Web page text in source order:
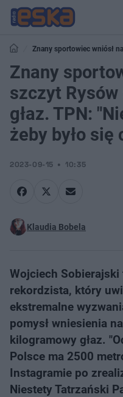
Znany sportowiec wniósł
"Nie wydaje mi się, żeby było się
Znany
szczyt
głaz. TPN:
żeby było się
2023-09-15 10:35
Klaudia Bobela
Wojciech
rekordzista, który
ekstremalne
pomysł wniesienia
kilogramowy głaz.
Polsce ma 2500
Instagramie po
Niestety Tatrzański